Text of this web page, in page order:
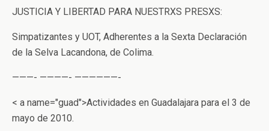
JUSTICIA Y LIBERTAD PARA NUESTRXS PRESXS:
Simpatizantes y UOT, Adherentes a la Sexta Declaración
de la Selva Lacandona, de Colima.
———- ————- ——————-
< a name="guad">Actividades en Guadalajara para el 3 de
mayo de 2010.